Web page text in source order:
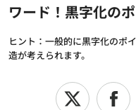
ワード！黒字化の
ヒント：一般的に黒字化のポ
造が考えられます。